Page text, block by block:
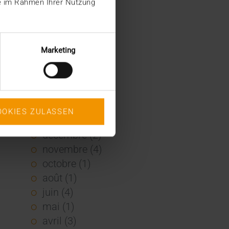
Rahmen Ihrer Nutzung
Marketing
ZULASSEN
décembre (2)
novembre (1)
juin (1)
mai (5)
février (1)
janvier (3)
2021
décembre (2)
novembre (4)
octobre (1)
août (1)
juin (4)
mai (1)
avril (3)